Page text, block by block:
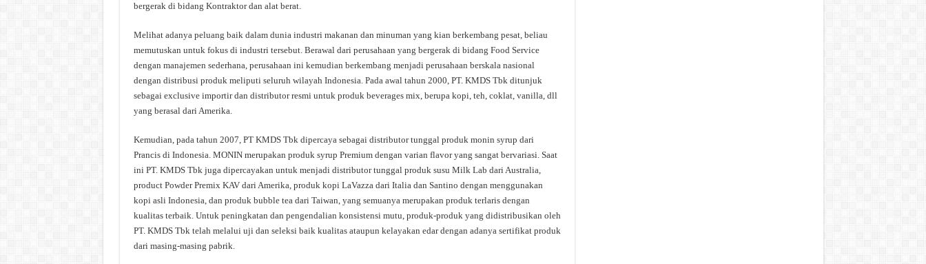
bergerak di bidang Kontraktor dan alat berat.
Melihat adanya peluang baik dalam dunia industri makanan dan minuman yang kian berkembang pesat, beliau
memutuskan untuk fokus di industri tersebut. Berawal dari perusahaan yang bergerak di bidang Food Service
dengan manajemen sederhana, perusahaan ini kemudian berkembang menjadi perusahaan berskala nasional
dengan distribusi produk meliputi seluruh wilayah Indonesia. Pada awal tahun 2000, PT. KMDS Tbk ditunjuk
sebagai exclusive importir dan distributor resmi untuk produk beverages mix, berupa kopi, teh, coklat, vanilla, dll
yang berasal dari Amerika.
Kemudian, pada tahun 2007, PT KMDS Tbk dipercaya sebagai distributor tunggal produk monin syrup dari
Prancis di Indonesia. MONIN merupakan produk syrup Premium dengan varian flavor yang sangat bervariasi. Saat
ini PT. KMDS Tbk juga dipercayakan untuk menjadi distributor tunggal produk susu Milk Lab dari Australia,
product Powder Premix KAV dari Amerika, produk kopi LaVazza dari Italia dan Santino dengan menggunakan
kopi asli Indonesia, dan produk bubble tea dari Taiwan, yang semuanya merupakan produk terlaris dengan
kualitas terbaik. Untuk peningkatan dan pengendalian konsistensi mutu, produk-produk yang didistribusikan oleh
PT. KMDS Tbk telah melalui uji dan seleksi baik kualitas ataupun kelayakan edar dengan adanya sertifikat produk
dari masing-masing pabrik.